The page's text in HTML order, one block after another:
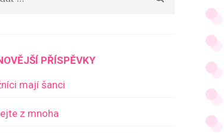
PŘÍSPĚVKY
mají šanci
z mnoha